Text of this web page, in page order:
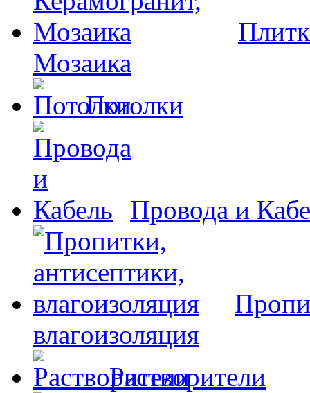
Мозаика
Потолки
Провода и
влагоизоляция
Растворители